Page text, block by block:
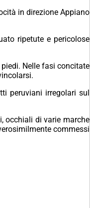
in direzione Appiano
ripetute e pericolose
Nelle fasi concitate
peruviani irregolari sul
occhiali di varie marche
commessi